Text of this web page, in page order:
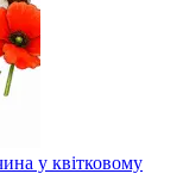
у квітковому